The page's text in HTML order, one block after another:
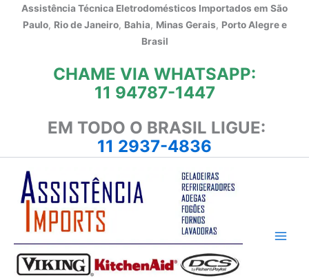
Assistência Técnica Eletrodomésticos Importados em São
Paulo, Rio de Janeiro, Bahia, Minas Gerais, Porto Alegre e
Brasil
CHAME VIA WHATSAPP:
11 94787-1447
EM TODO O BRASIL LIGUE:
11 2937-4836